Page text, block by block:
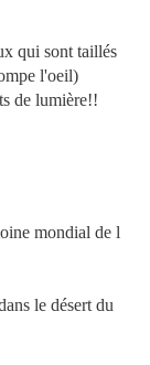
qui sont taillés
l'oeil)
de lumière!!
mondial de l
le désert du